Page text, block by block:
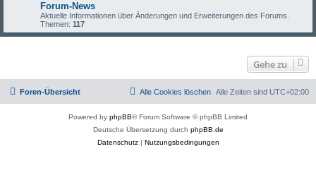
Forum-News
Aktuelle Informationen über Änderungen und Erweiterungen des Forums.
Themen: 117
Gehe zu
Foren-Übersicht Alle Zeiten sind UTC+02:00
Alle Cookies löschen
Powered by phpBB® Forum Software © phpBB Limited
Deutsche Übersetzung durch phpBB.de
Datenschutz| Nutzungsbedingungen